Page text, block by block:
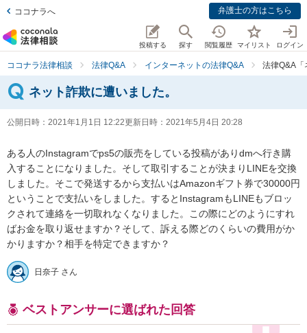
ココナラへ 弁護士の方はこちら
投稿する 探す 閲覧履歴 マイリスト ログイン
ココナラ法律相談 法律Q&A インターネットの法律Q&A 法律Q&A「
ネット詐欺に遭いました。
公開日時： 2021年1月1日 12:22更新日時： 2021年5月4日 20:28
ある人のInstagramでps5の販売をしている投稿がありdmへ行き購
入することになりました。そして取引することが決まりLINEを交換
しました。そこで発送するから支払いはAmazonギフト券で30000円
ということで支払いをしました。するとInstagramもLINEもブロッ
クされて連絡を一切取れなくなりました。この際にどのようにすれ
ばお金を取り返せますか？そして、訴える際どのくらいの費用がか
かりますか？相手を特定できますか？
日奈子 さん
ベストアンサーに選ばれた回答